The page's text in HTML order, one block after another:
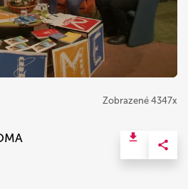
Zobrazené 4347x